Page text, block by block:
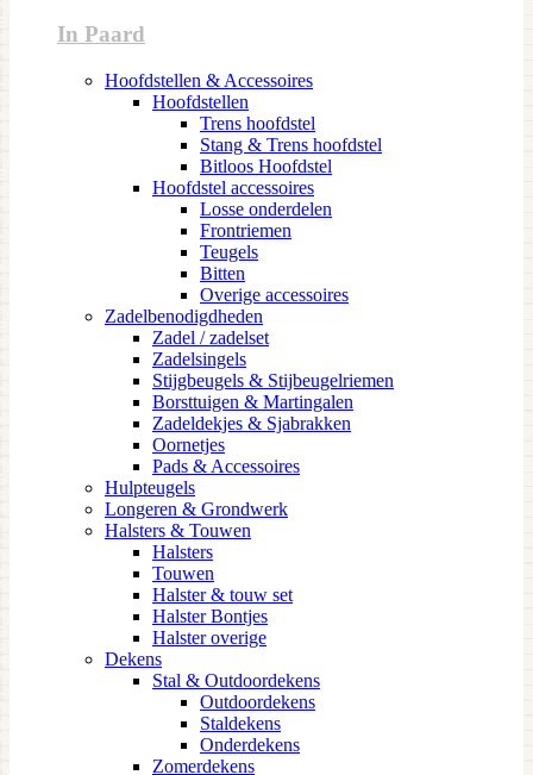
In Paard
Hoofdstellen & Accessoires
Hoofdstellen
Trens hoofdstel
Stang & Trens hoofdstel
Bitloos Hoofdstel
Hoofdstel accessoires
Losse onderdelen
Frontriemen
Teugels
Bitten
Overige accessoires
Zadelbenodigdheden
Zadel / zadelset
Zadelsingels
Stijgbeugels & Stijbeugelriemen
Borsttuigen & Martingalen
Zadeldekjes & Sjabrakken
Oornetjes
Pads & Accessoires
Hulpteugels
Longeren & Grondwerk
Halsters & Touwen
Halsters
Touwen
Halster & touw set
Halster Bontjes
Halster overige
Dekens
Stal & Outdoordekens
Outdoordekens
Staldekens
Onderdekens
Zomerdekens